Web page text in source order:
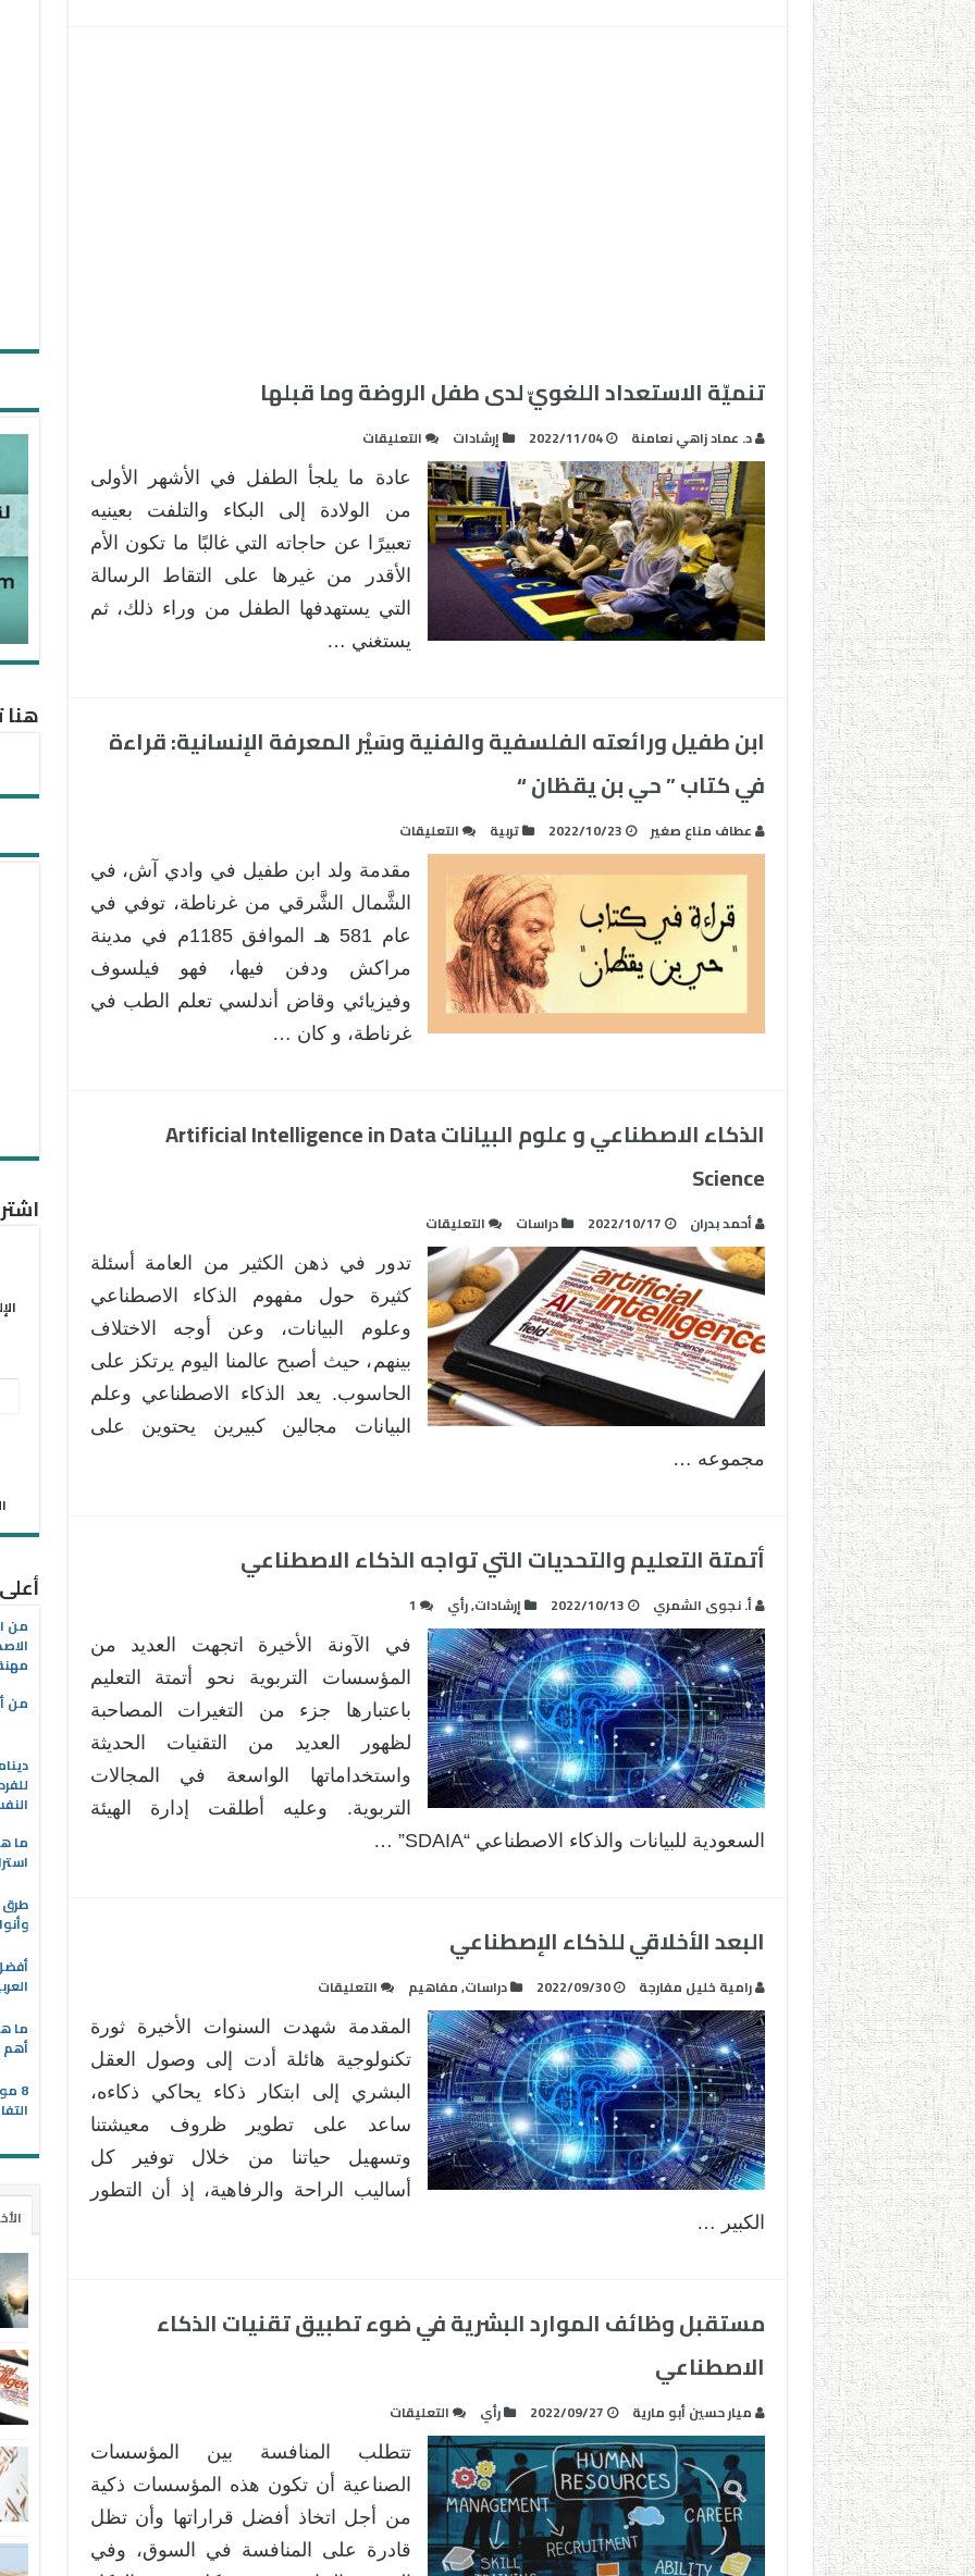
تنميّة الاستعداد اللغويّ لدى طفل الروضة وما قبلها
د. عماد زاهي نعامنة 2022/11/04 إرشادات التعليقات
الاستعداد
اللغويّ
لدى
طفل
الروضة
وما
قبلها
عادة ما يلجأ الطفل في الأشهر الأولى
من الولادة إلى البكاء والتلفت بعينيه
تعبيرًا عن حاجاته التي غالبًا ما تكون الأم
الأقدر من غيرها على التقاط الرسالة
التي يستهدفها الطفل من وراء ذلك، ثم
يستغني …
ابن طفيل ورائعته الفلسفية والفنية وسَيْر المعرفة الإنسانية: قراءة
في كتاب ” حي بن يقظان “
عطاف مناع صغير 2022/10/23 تربية التعليقات
طفيل
ورائعته
الفلسفية
والفنية
وسَيْر
المعرفة
الإنسانية:
”
مغلقة
مقدمة ولد ابن طفيل في وادي آش، في
الشَّمال الشَّرقي من غرناطة، توفي في
عام 581 هـ الموافق 1185م في مدينة
مراكش ودفن فيها، فهو فيلسوف
وفيزيائي وقاض أندلسي تعلم الطب في
غرناطة، و كان …
الذكاء الاصطناعي و علوم البيانات Artificial Intelligence in Data
Science
أحمد بدران 2022/10/17 دراسات التعليقات
الاصطناعي
علوم
البيانات
Artificial
Intelligence
تدور في ذهن الكثير من العامة أسئلة
كثيرة حول مفهوم الذكاء الاصطناعي
وعلوم البيانات، وعن أوجه الاختلاف
بينهم، حيث أصبح عالمنا اليوم يرتكز على
الحاسوب. يعد الذكاء الاصطناعي وعلم
البيانات مجالين كبيرين يحتوين على
مجموعه …
أتمتة التعليم والتحديات التي تواجه الذكاء الاصطناعي
أ. نجوى الشمري 2022/10/13 إرشادات,رأي 1
في الآونة الأخيرة اتجهت العديد من
المؤسسات التربوية نحو أتمتة التعليم
باعتبارها جزء من التغيرات المصاحبة
لظهور العديد من التقنيات الحديثة
واستخداماتها الواسعة في المجالات
التربوية. وعليه أطلقت إدارة الهيئة
السعودية للبيانات والذكاء الاصطناعي “SDAIA” …
البعد الأخلاقي للذكاء الإصطناعي
رامية خليل مفارجة 2022/09/30 دراسات,مفاهيم التعليقات
الأخلاقي
للذكاء
الإصطناعي
مغلقة
المقدمة شهدت السنوات الأخيرة ثورة
تكنولوجية هائلة أدت إلى وصول العقل
البشري إلى ابتكار ذكاء يحاكي ذكاءه،
ساعد على تطوير ظروف معيشتنا
وتسهيل حياتنا من خلال توفير كل
أساليب الراحة والرفاهية، إذ أن التطور
الكبير …
مستقبل وظائف الموارد البشرية في ضوء تطبيق تقنيات الذكاء
الاصطناعي
ميار حسين أبو مارية 2022/09/27 رأي التعليقات
وظائف
الموارد
البشرية
في
ضوء
تتطلب المنافسة بين المؤسسات
الصناعية أن تكون هذه المؤسسات ذكية
من أجل اتخاذ أفضل قراراتها وأن تظل
قادرة على المنافسة في السوق، وفي
هنا
من
من
ما
طرق
ما
أهم
8